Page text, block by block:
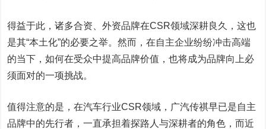
得益于此，诸多合资、外资品牌在CSR领域深耕良久，这也
是其“本土化”的必要之举。然而，在自主企业纷纷冲击高端
的当下，如何在受众中提高品牌价值，也将成为品牌向上必
须面对的一项挑战。
值得注意的是，在汽车行业CSR领域，广汽传祺早已是自主
品牌中的先行者，一直承担着探路人与深耕者的角色，而近